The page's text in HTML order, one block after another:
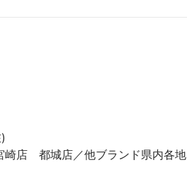
崎店　都城店／他ブランド県内各